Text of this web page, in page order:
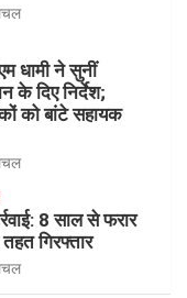
धामी ने सुनीं
के दिए निर्देश;
को बांटे सहायक
8 साल से फरार
गिरफ्तार